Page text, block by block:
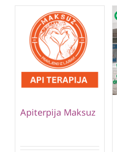
Apiterpija Maksuz